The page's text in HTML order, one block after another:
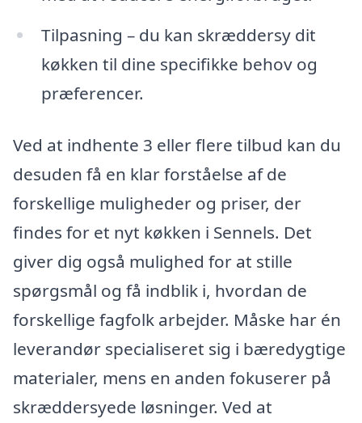
Tilpasning – du kan skræddersy dit
køkken til dine specifikke behov og
præferencer.
Ved at indhente 3 eller flere tilbud kan du
desuden få en klar forståelse af de
forskellige muligheder og priser, der
findes for et nyt køkken i Sennels. Det
giver dig også mulighed for at stille
spørgsmål og få indblik i, hvordan de
forskellige fagfolk arbejder. Måske har én
leverandør specialiseret sig i bæredygtige
materialer, mens en anden fokuserer på
skræddersyede løsninger. Ved at